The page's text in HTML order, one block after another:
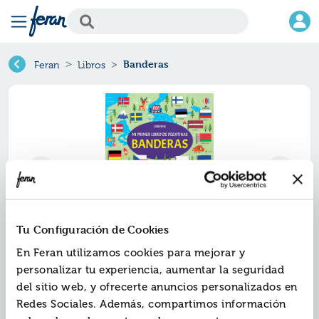
Tu Configuración de Cookies
En Feran utilizamos cookies para mejorar y
personalizar tu experiencia, aumentar la seguridad
del sitio web, y ofrecerte anuncios personalizados en
Redes Sociales. Además, compartimos información
Feran Libros Banderas
Banderas
Ref.ZUS-5074441
ISBN:9781805074441